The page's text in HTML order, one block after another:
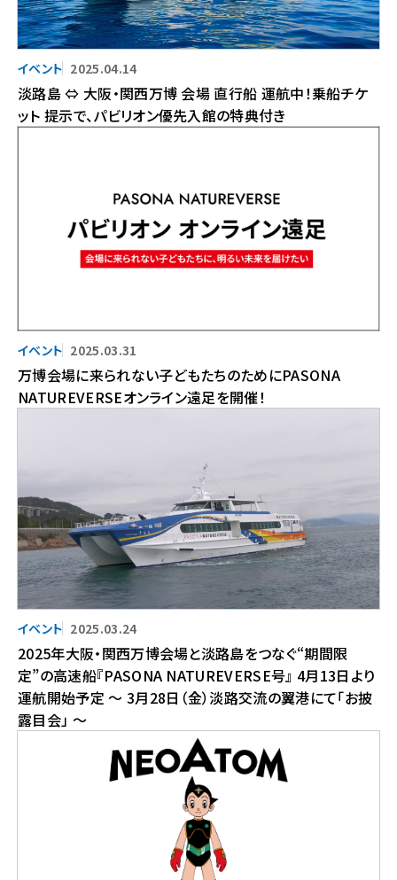
2025.04.14
淡路島 ⇔ 大阪・関西万博 会場 直行船 運航中！乗船チケ
ット 提示で、パビリオン優先入館の特典付き
2025.03.31
万博会場に来られない子どもたちのためにPASONA
NATUREVERSEオンライン遠足を開催！
2025.03.24
2025年大阪・関西万博会場と淡路島をつなぐ“期間限
定”の高速船『PASONA NATUREVERSE号』 4月13日より
運航開始予定 ～ 3月28日（金）淡路交流の翼港にて「お披
露目会」 ～